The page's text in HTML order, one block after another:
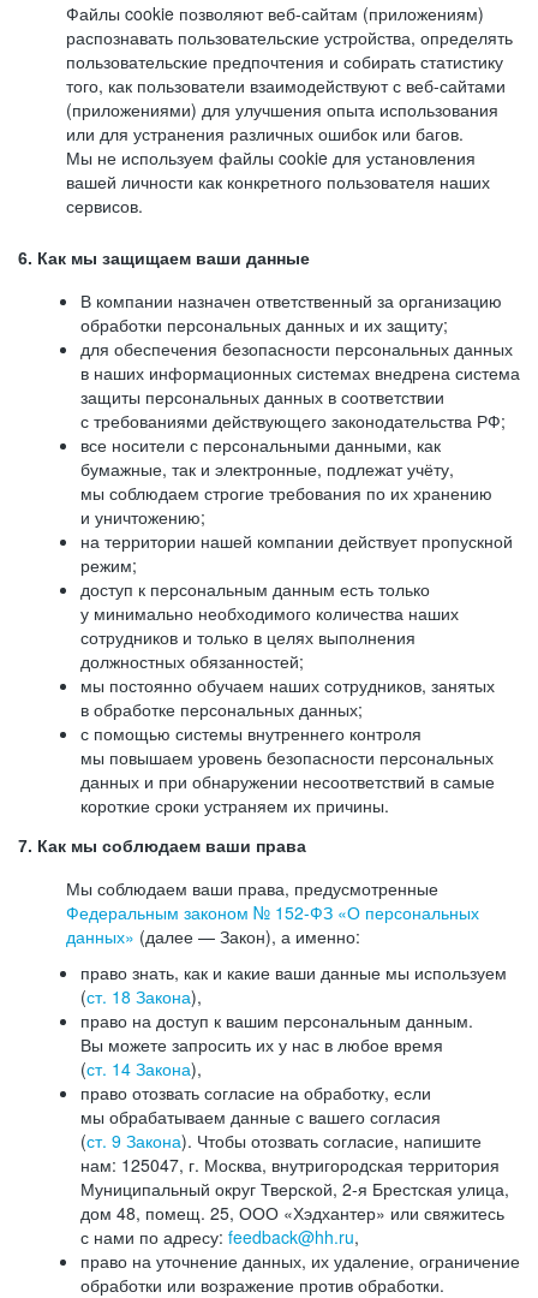
Файлы cookie позволяют веб-сайтам (приложениям)
распознавать пользовательские устройства, определять
пользовательские предпочтения и собирать статистику
того, как пользователи взаимодействуют с веб-сайтами
(приложениями) для улучшения опыта использования
или для устранения различных ошибок или багов.
Мы не используем файлы cookie для установления
вашей личности как конкретного пользователя наших
сервисов.
6. Как мы защищаем ваши данные
В компании назначен ответственный за организацию
обработки персональных данных и их защиту;
для обеспечения безопасности персональных данных
в наших информационных системах внедрена система
защиты персональных данных в соответствии
с требованиями действующего законодательства РФ;
все носители с персональными данными, как
бумажные, так и электронные, подлежат учёту,
мы соблюдаем строгие требования по их хранению
и уничтожению;
на территории нашей компании действует пропускной
режим;
доступ к персональным данным есть только
у минимально необходимого количества наших
сотрудников и только в целях выполнения
должностных обязанностей;
мы постоянно обучаем наших сотрудников, занятых
в обработке персональных данных;
с помощью системы внутреннего контроля
мы повышаем уровень безопасности персональных
данных и при обнаружении несоответствий в самые
короткие сроки устраняем их причины.
7. Как мы соблюдаем ваши права
Мы соблюдаем ваши права, предусмотренные
Федеральным законом № 152-ФЗ «О персональных
данных» (далее — Закон), а именно:
право знать, как и какие ваши данные мы используем
(ст. 18 Закона),
право на доступ к вашим персональным данным.
Вы можете запросить их у нас в любое время
(ст. 14 Закона),
право отозвать согласие на обработку, если
мы обрабатываем данные с вашего согласия
(ст. 9 Закона). Чтобы отозвать согласие, напишите
нам: 125047, г. Москва, внутригородская территория
Муниципальный округ Тверской, 2-я Брестская улица,
дом 48, помещ. 25, ООО «Хэдхантер» или свяжитесь
с нами по адресу: feedback@hh.ru,
право на уточнение данных, их удаление, ограничение
обработки или возражение против обработки.